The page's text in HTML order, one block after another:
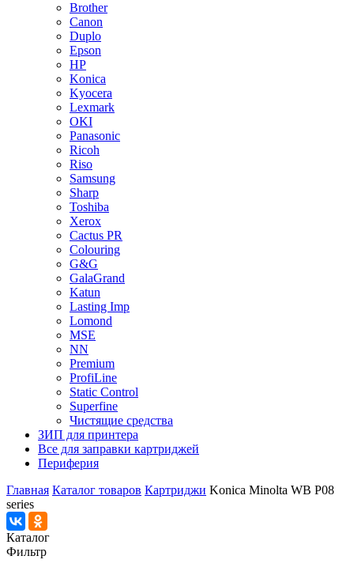
Brother
Canon
Duplo
Epson
HP
Konica
Kyocera
Lexmark
OKI
Panasonic
Ricoh
Riso
Samsung
Sharp
Toshiba
Xerox
Cactus PR
Colouring
G&G
GalaGrand
Katun
Lasting Imp
Lomond
MSE
NN
Premium
ProfiLine
Static Control
Superfine
Чистящие средства
ЗИП для принтера
Все для заправки картриджей
Периферия
Главная Каталог товаров Картриджи Konica Minolta WB P08
series
Каталог
Фильтр